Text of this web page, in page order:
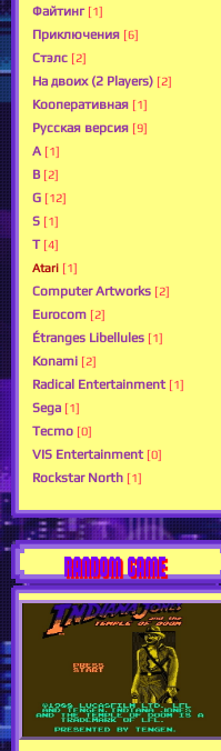
Файтинг [1]
Приключения [6]
Стэлс [2]
На двоих (2 Players) [2]
Кооперативная [1]
Русская версия [9]
A [1]
B [2]
G [12]
S [1]
T [4]
Atari [1]
Computer Artworks [2]
Eurocom [2]
Étranges Libellules [1]
Konami [2]
Radical Entertainment [1]
Sega [1]
Tecmo [0]
VIS Entertainment [0]
Rockstar North [1]
RANDOM GAME